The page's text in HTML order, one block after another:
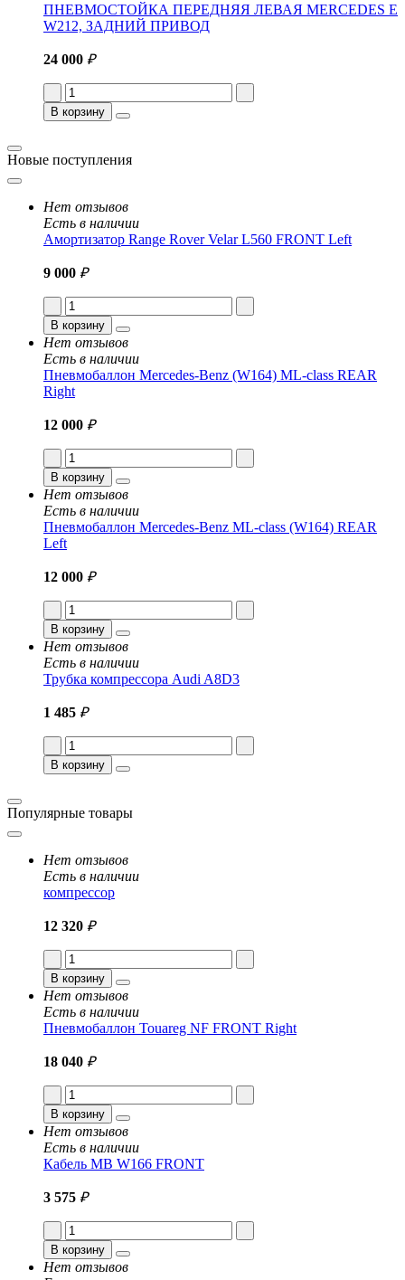
ПНЕВМОСТОЙКА ПЕРЕДНЯЯ ЛЕВАЯ MERCEDES E
W212, ЗАДНИЙ ПРИВОД
24 000 ₽
В корзину
Новые поступления
Нет отзывов
Есть в наличии
Амортизатор Range Rover Velar L560 FRONT Left
9 000 ₽
В корзину
Нет отзывов
Есть в наличии
Пневмобаллон Mercedes-Benz (W164) ML-class REAR
Right
12 000 ₽
В корзину
Нет отзывов
Есть в наличии
Пневмобаллон Mercedes-Benz ML-class (W164) REAR
Left
12 000 ₽
В корзину
Нет отзывов
Есть в наличии
Трубка компрессора Audi A8D3
1 485 ₽
В корзину
Популярные товары
Нет отзывов
Есть в наличии
компрессор
12 320 ₽
В корзину
Нет отзывов
Есть в наличии
Пневмобаллон Touareg NF FRONT Right
18 040 ₽
В корзину
Нет отзывов
Есть в наличии
Кабель MB W166 FRONT
3 575 ₽
В корзину
Нет отзывов